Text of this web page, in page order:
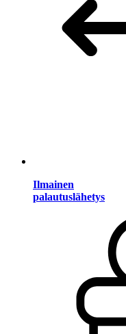
Ilmainen
palautuslähetys